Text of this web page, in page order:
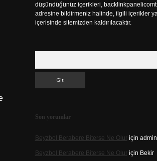
düşündüğünüz içerikleri,
adresine bildirmeniz halinde, ilgili içerikler
içerisinde sitemizden kaldırılacaktır.
Son yorumlar
Beyzbol Berabere Biterse Ne Oluriçin admin
Beyzbol Berabere Biterse Ne Oluriçin Bekir